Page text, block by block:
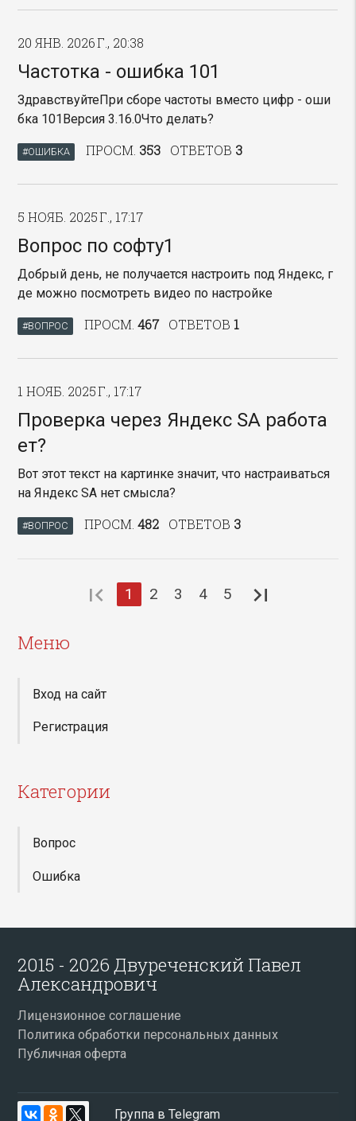
20 ЯНВ. 2026 Г., 20:38
Частотка - ошибка 101
ЗдравствуйтеПри сборе частоты вместо цифр - оши
бка 101Версия 3.16.0Что делать?
#ОШИБКА ПРОСМ. 353 ОТВЕТОВ 3
5 НОЯБ. 2025 Г., 17:17
Вопрос по софту1
Добрый день, не получается настроить под Яндекс, г
де можно посмотреть видео по настройке
#ВОПРОС ПРОСМ. 467 ОТВЕТОВ 1
1 НОЯБ. 2025 Г., 17:17
Проверка через Яндекс SA работа
ет?
Вот этот текст на картинке значит, что настраиваться
на Яндекс SA нет смысла?
#ВОПРОС ПРОСМ. 482 ОТВЕТОВ 3
first_page 1 2 3 4 5 last_page
Меню
Вход на сайт
Регистрация
Категории
Вопрос
Ошибка
2015 - 2026 Двуреченский Павел
Александрович
Лицензионное соглашение
Политика обработки персональных данных
Публичная оферта
Группа в Telegram